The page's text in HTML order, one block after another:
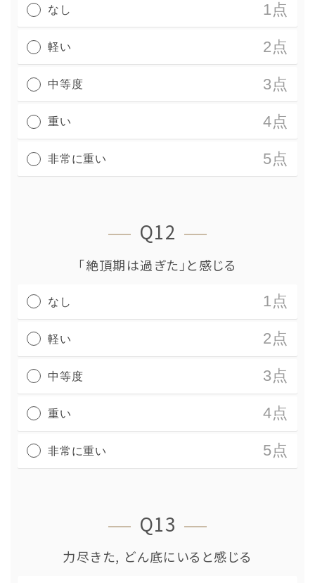
なし 1点
軽い 2点
中等度 3点
重い 4点
非常に重い 5点
Q12
「絶頂期は過ぎた」と感じる
なし 1点
軽い 2点
中等度 3点
重い 4点
非常に重い 5点
Q13
力尽きた, どん底にいると感じる